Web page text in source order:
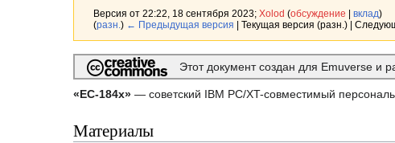
Версия от 22:22, 18 сентября 2023; Xolod (обсуждение | вклад)
(разн. ) ← Предыдущая версия | Текущая версия (разн.) |
Этот документ создан для Emuverse и
«ЕС-184x» — советский IBM PC/XT-совместимый
Материалы